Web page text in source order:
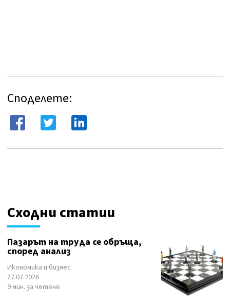
Споделете:
Сходни статии
Пазарът на труда се обръща,
според анализ
Икономика и бизнес
27.07.2026
9 мин. за четене